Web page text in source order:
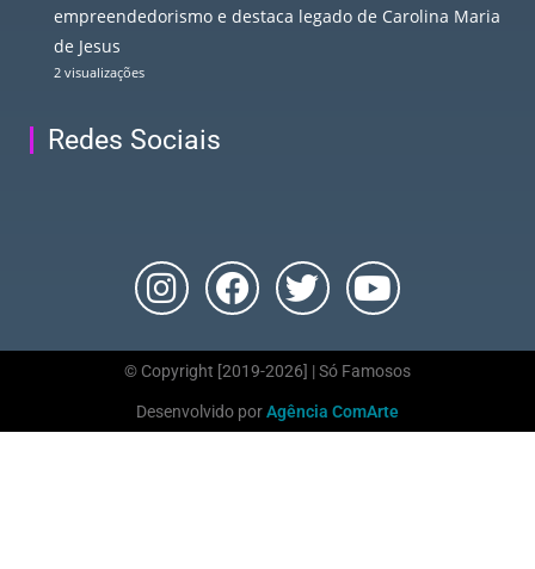
empreendedorismo e destaca legado de Carolina Maria
de Jesus
2 visualizações
Redes Sociais
© Copyright [2019-2026] | Só Famosos
Desenvolvido porAgência ComArte